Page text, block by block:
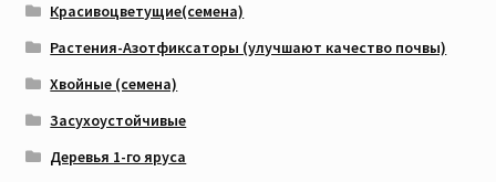
Красивоцветущие(семена)
Растения-Азотфиксаторы (улучшают качество почвы)
Хвойные (семена)
Засухоустойчивые
Деревья 1-го яруса